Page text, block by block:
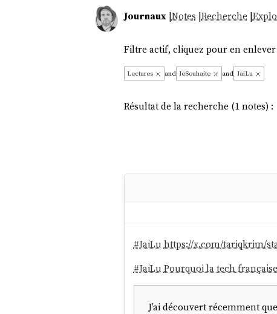
Journaux|Notes |Recherche |
Filtre actif, cliquez pour en
Lectures and JeSouhaite and JaiLu
Résultat de la recherche (1 notes) :
#JaiLu https://x.com/tariqkrim/
#JaiLu Pourquoi la tech
J’ai découvert récemment